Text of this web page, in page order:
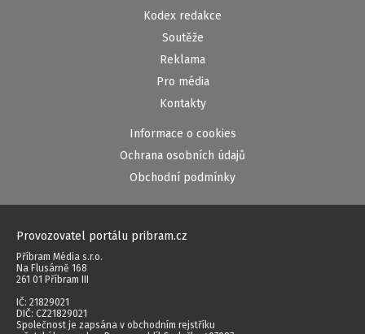
Kodex redakce
Soutěže
Reklama
Pro média
Kontakty
Informace o cookies
Ochrana osobních údajů
Obchodní podmínky
Provozovatel portálu pribram.cz
Příbram Média s.r.o.
Na Flusárně 168
261 01 Příbram III
IČ: 21829021
DIČ: CZ21829021
Společnost je zapsána v obchodním rejstříku